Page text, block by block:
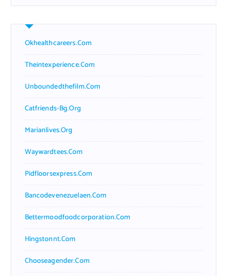
Okhealthcareers.com
Theintexperience.com
Unboundedthefilm.com
Catfriends-Bg.org
Marianlives.org
Waywardtees.com
Pidfloorsexpress.com
Bancodevenezuelaen.com
Bettermoodfoodcorporation.com
Hingstonnt.com
Chooseagender.com